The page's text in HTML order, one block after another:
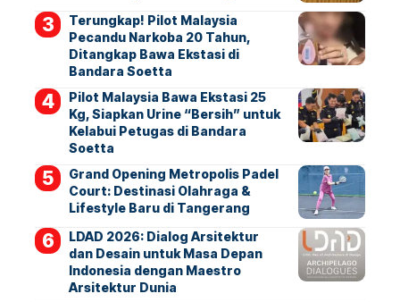
Terungkap! Pilot Malaysia
Pecandu Narkoba 20 Tahun,
Ditangkap Bawa Ekstasi di
Bandara Soetta
Pilot Malaysia Bawa Ekstasi 25
Kg, Siapkan Urine “Bersih” untuk
Kelabui Petugas di Bandara
Soetta
Grand Opening Metropolis Padel
Court: Destinasi Olahraga &
Lifestyle Baru di Tangerang
LDAD 2026: Dialog Arsitektur
dan Desain untuk Masa Depan
Indonesia dengan Maestro
Arsitektur Dunia